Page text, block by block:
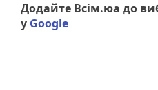
Додайте Всім.юа до
у Google